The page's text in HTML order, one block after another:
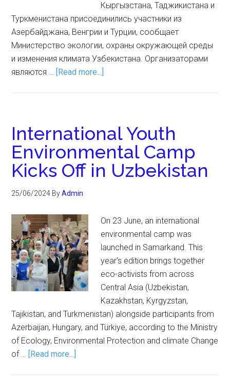
Кыргызстана, Таджикистана и
Туркменистана присоединились участники из
Азербайджана, Венгрии и Турции, сообщает
Министерство экологии, охраны окружающей среды
и изменения климата Узбекистана. Организаторами
являются … [Read more...]
International Youth
Environmental Camp
Kicks Off in Uzbekistan
25/06/2024 ByAdmin
On 23 June, an international
environmental camp was
launched in Samarkand. This
year's edition brings together
eco-activists from across
Central Asia (Uzbekistan,
Kazakhstan, Kyrgyzstan,
Tajikistan, and Turkmenistan) alongside participants from
Azerbaijan, Hungary, and Türkiye, according to the Ministry
of Ecology, Environmental Protection and climate Change
of … [Read more...]